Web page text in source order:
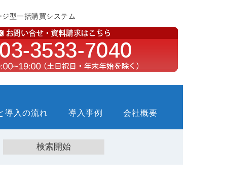
型一括購買システム
導入の流れ 導入事例 会社概要